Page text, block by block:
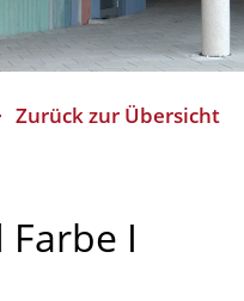
Zurück zur Übersicht
I